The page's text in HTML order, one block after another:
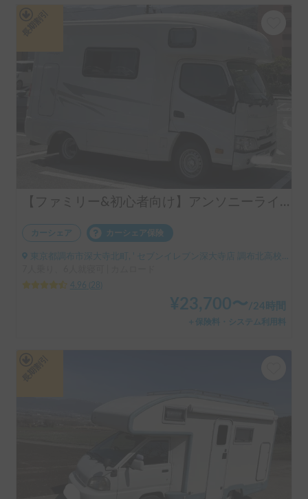
【ファミリー&初心者向け】アンソニーライト
カーシェア カーシェア保険
東京都調布市深大寺北町, ' セブンイレブン深大寺店 調布北高校前（小田急バス）
4.96
28
¥23,700〜/24時間
＋保険料・システム利用料